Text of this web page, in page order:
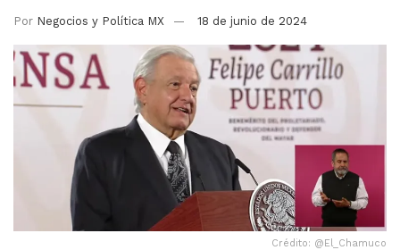
Por Negocios y Política MX 18 de junio de 2024
Crédito: @El_Chamuco